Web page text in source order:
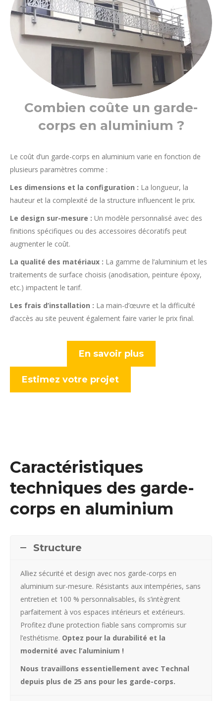
Combien coûte un garde-
corps en aluminium ?
Le coût d’un garde-corps en aluminium varie en fonction de
plusieurs paramètres comme :
Les dimensions et la configuration : La longueur, la
hauteur et la complexité de la structure influencent le prix.
Le design sur-mesure : Un modèle personnalisé avec des
finitions spécifiques ou des accessoires décoratifs peut
augmenter le coût.
La qualité des matériaux : La gamme de l’aluminium et les
traitements de surface choisis (anodisation, peinture époxy,
etc.) impactent le tarif.
Les frais d’installation : La main-d’œuvre et la difficulté
d’accès au site peuvent également faire varier le prix final.
En savoir plus
Estimez votre projet
Caractéristiques
techniques des garde-
corps en aluminium
Structure
Alliez sécurité et design avec nos garde-corps en
aluminium sur-mesure. Résistants aux intempéries, sans
entretien et 100 % personnalisables, ils s’intègrent
parfaitement à vos espaces intérieurs et extérieurs.
Profitez d’une protection fiable sans compromis sur
l’esthétisme. Optez pour la durabilité et la
modernité avec l’aluminium !
Nous travaillons essentiellement avec Technal
depuis plus de 25 ans pour les garde-corps.